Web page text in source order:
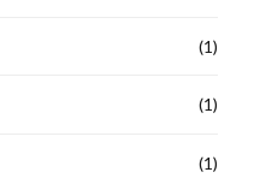
(1)
(1)
(1)